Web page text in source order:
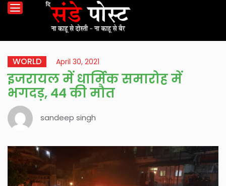
WORLD April 30, 2021
इजरायल में धार्मिक समारोह में
भगदड़, 44 की मौत
sandeep singh